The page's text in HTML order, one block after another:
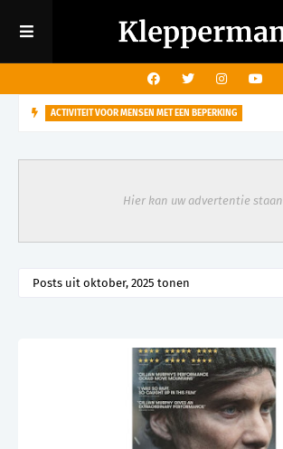
ACTIVITEIT VOOR MENSEN MET EEN BEPERKING
visuele beperking
Hier kan uw advertentie staan
Posts uit oktober, 2025 tonen